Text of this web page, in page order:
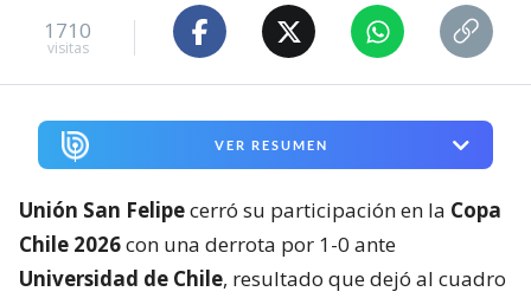
1710
visitas
VER RESUMEN
Unión San Felipecerró su participación en la Copa
Chile 2026con una derrota por 1-0 ante
Universidad de Chile, resultado que dejó al cuadro